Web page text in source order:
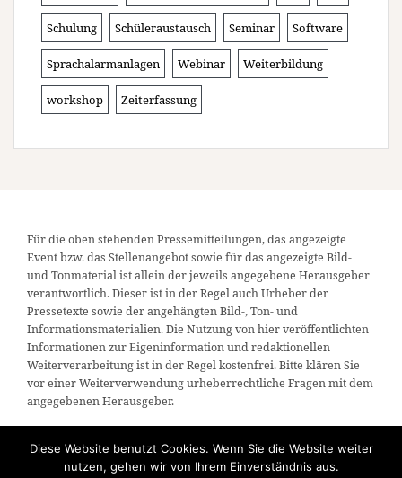
Schulung Schüleraustausch Seminar Software
Sprachalarmanlagen Webinar Weiterbildung
workshop Zeiterfassung
Für die oben stehenden Pressemitteilungen, das angezeigte
Event bzw. das Stellenangebot sowie für das angezeigte Bild-
und Tonmaterial ist allein der jeweils angegebene Herausgeber
verantwortlich. Dieser ist in der Regel auch Urheber der
Pressetexte sowie der angehängten Bild-, Ton- und
Informationsmaterialien. Die Nutzung von hier veröffentlichten
Informationen zur Eigeninformation und redaktionellen
Weiterverarbeitung ist in der Regel kostenfrei. Bitte klären Sie
vor einer Weiterverwendung urheberrechtliche Fragen mit dem
angegebenen Herausgeber.
Diese Website benutzt Cookies. Wenn Sie die Website weiter
nutzen, gehen wir von Ihrem Einverständnis aus.